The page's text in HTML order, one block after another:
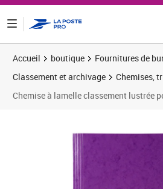
Accueil boutique
Fournitures de
Classement et archivage
Chemises,
Chemise à lamelle classement lustrée